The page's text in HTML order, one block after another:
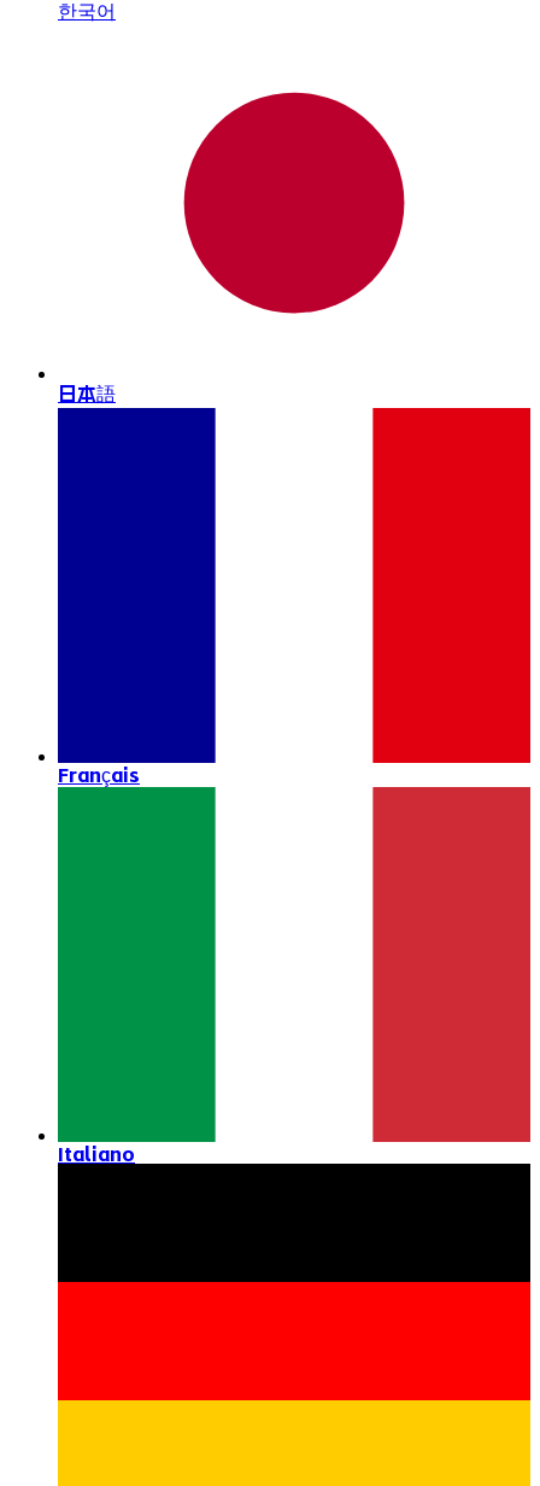
한국어
日本語
Français
Italiano